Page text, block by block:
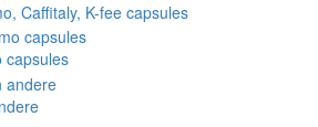
Caffitaly, K-fee capsules
capsules